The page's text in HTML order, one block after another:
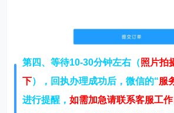
第四、等待10-30分钟左右（照片拍
下），回执办理成功后，微信的“服
进行提醒，如需加急请联系客服工